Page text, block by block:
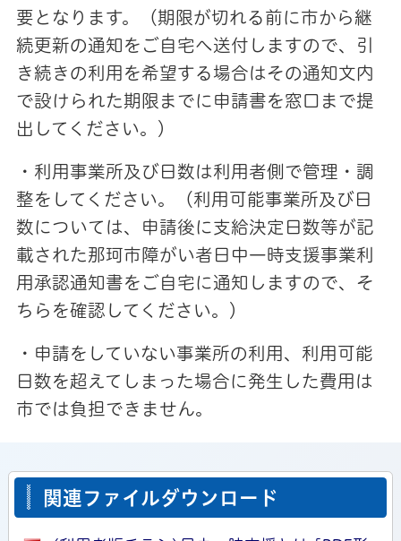
要となります。（期限が切れる前に市から継
続更新の通知をご自宅へ送付しますので、引
き続きの利用を希望する場合はその通知文内
で設けられた期限までに申請書を窓口まで提
出してください。）
・利用事業所及び日数は利用者側で管理・調
整をしてください。（利用可能事業所及び日
数については、申請後に支給決定日数等が記
載された那珂市障がい者日中一時支援事業利
用承認通知書をご自宅に通知しますので、そ
ちらを確認してください。）
・申請をしていない事業所の利用、利用可能
日数を超えてしまった場合に発生した費用は
市では負担できません。
関連ファイルダウンロード